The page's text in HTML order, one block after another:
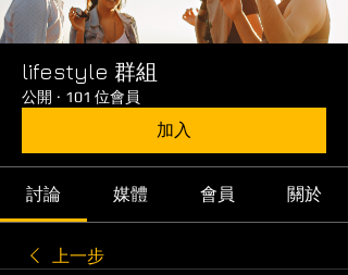
lifestyle 群組
公開 · 101 位會員
加入
討論 媒體 會員 關於
上一步